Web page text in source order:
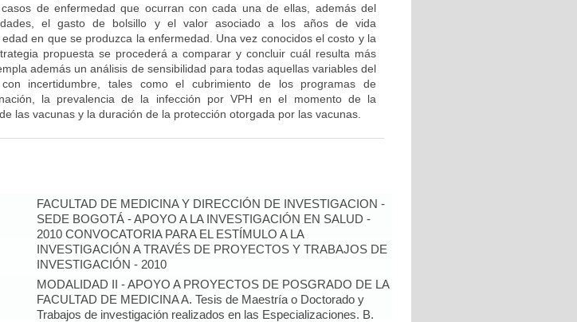
de enfermedad que ocurran con cada una de ellas, además del
el gasto de bolsillo y el valor asociado a los años de vida
en que se produzca la enfermedad. Una vez conocidos el costo y la
propuesta se procederá a comparar y concluir cuál resulta más
además un análisis de sensibilidad para todas aquellas variables del
incertidumbre, tales como el cubrimiento de los programas de
la prevalencia de la infección por VPH en el momento de la
las vacunas y la duración de la protección otorgada por las vacunas.
FACULTAD DE MEDICINA Y DIRECCIÓN DE INVESTIGACION -
SEDE BOGOTÁ - APOYO A LA INVESTIGACIÓN EN SALUD -
2010 CONVOCATORIA PARA EL ESTÍMULO A LA
INVESTIGACIÓN A TRAVÉS DE PROYECTOS Y TRABAJOS DE
INVESTIGACIÓN - 2010
MODALIDAD II - APOYO A PROYECTOS DE POSGRADO DE LA
FACULTAD DE MEDICINA A. Tesis de Maestría o Doctorado y
Trabajos de investigación realizados en las Especializaciones. B.